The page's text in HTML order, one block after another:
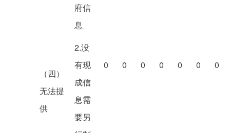
（四）
无法提
供
府信
息
2.没
有现
成信
息需
要另
0 0 0 0 0 0 0